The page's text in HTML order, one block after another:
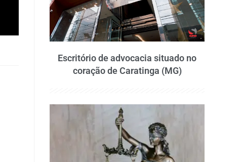
Escritório de advocacia situado no
coração de Caratinga (MG)